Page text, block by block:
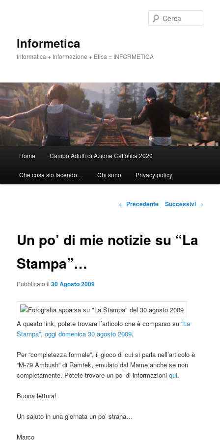
Informetica
Informatica + Informazione + Etica = INFORMETICA
principale
Home Campo Adulti di Azione Cattolica 2020
Che cosa sto facendo… Chi sono Privacy policy
Navigazione
← Precedente Successivi →
Un po’ di mie notizie su “La
Stampa”…
Pubblicato il30 Agosto 2009
A questo link, potete trovare l’articolo che è comparso su“La
Stampa”, oggi domenica 30 agosto 2009.
Per “completezza formale”, il gioco di cui si parla nell’articolo è
“M-79 Ambush” di Ramtek, emulato dal Mame anche se non
completamente. Potete trovare un po’ di informazioniqui.
Buona lettura!
Un saluto in una giornata un po’ strana…
Marco